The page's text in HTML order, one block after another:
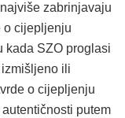
zabrinjavaju
o cijepljenju
kada SZO proglasi
ili
o cijepljenju
putem